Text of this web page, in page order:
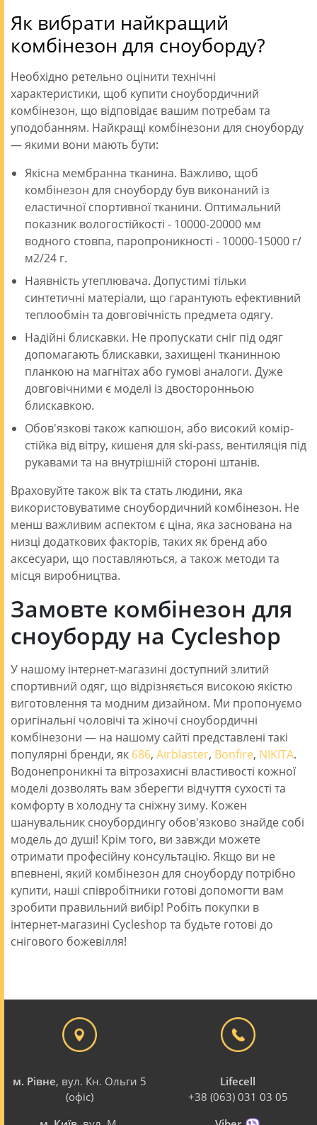
Як вибрати найкращий
комбінезон для сноуборду?
Необхідно ретельно оцінити технічні
характеристики, щоб купити сноубордичний
комбінезон, що відповідає вашим потребам та
уподобанням. Найкращі комбінезони для сноуборду
— якими вони мають бути:
Якісна мембранна тканина. Важливо, щоб
комбінезон для сноуборду був виконаний із
еластичної спортивної тканини. Оптимальний
показник вологостійкості - 10000-20000 мм
водного стовпа, паропроникності - 10000-15000 г/
м2/24 г.
Наявність утеплювача. Допустимі тільки
синтетичні матеріали, що гарантують ефективний
теплообмін та довговічність предмета одягу.
Надійні блискавки. Не пропускати сніг під одяг
допомагають блискавки, захищені тканинною
планкою на магнітах або гумові аналоги. Дуже
довговічними є моделі із двосторонньою
блискавкою.
Обов'язкові також капюшон, або високий комір-
стійка від вітру, кишеня для ski-pass, вентиляція під
рукавами та на внутрішній стороні штанів.
Враховуйте також вік та стать людини, яка
використовуватиме сноубордичний комбінезон. Не
менш важливим аспектом є ціна, яка заснована на
низці додаткових факторів, таких як бренд або
аксесуари, що поставляються, а також методи та
місця виробництва.
Замовте комбінезон для
сноуборду на Cycleshop
У нашому інтернет-магазині доступний злитий
спортивний одяг, що відрізняється високою якістю
виготовлення та модним дизайном. Ми пропонуємо
оригінальні чоловічі та жіночі сноубордичні
комбінезони — на нашому сайті представлені такі
популярні бренди, як 686, Airblaster, Bonfire, NIKITA.
Водонепроникні та вітрозахисні властивості кожної
моделі дозволять вам зберегти відчуття сухості та
комфорту в холодну та сніжну зиму. Кожен
шанувальник сноубордингу обов'язково знайде собі
модель до душі! Крім того, ви завжди можете
отримати професійну консультацію. Якщо ви не
впевнені, який комбінезон для сноуборду потрібно
купити, наші співробітники готові допомогти вам
зробити правильний вибір! Робіть покупки в
інтернет-магазині Cycleshop та будьте готові до
снігового божевілля!
м. Рівне, вул. Кн. Ольги 5
(офіс)
Lifecell
+38 (063) 031 03 05